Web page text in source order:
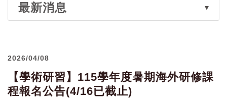
最新消息
2026/04/08
【學術研習】115學年度暑期海外研修課
程報名公告(4/16已截止)